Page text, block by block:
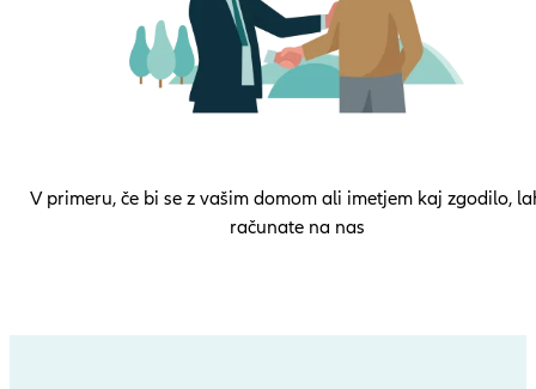
V primeru, če bi se z vašim domom ali imetjem kaj zgodilo,
računate na nas